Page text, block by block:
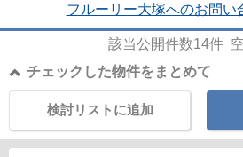
フルーリー大塚へのお問い
該当公開件数14件
チェックした物件をまとめて
検討リストに追加